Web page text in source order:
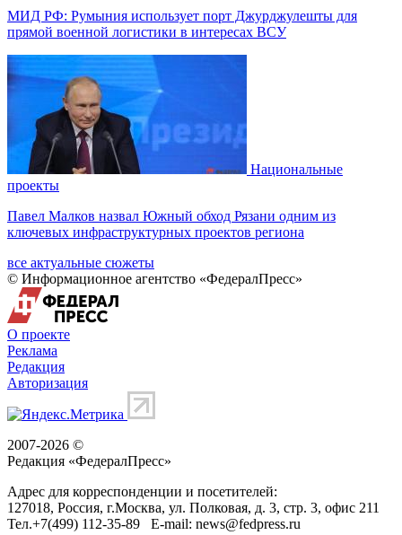
МИД РФ: Румыния использует порт Джурджулешты для
прямой военной логистики в интересах ВСУ
Национальные
проекты
Павел Малков назвал Южный обход Рязани одним из
ключевых инфраструктурных проектов региона
все актуальные сюжеты
© Информационное агентство «ФедералПресс»
О проекте
Реклама
Редакция
Авторизация
2007-2026 ©
Редакция «ФедералПресс»
Адрес для корреспонденции и посетителей:
127018, Россия, г.Москва, ул. Полковая, д. 3, стр. 3, офис 211
Тел.+7(499) 112-35-89 E-mail: news@fedpress.ru